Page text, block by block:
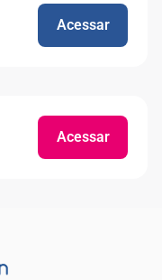
Acessar
Acessar